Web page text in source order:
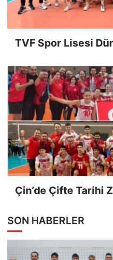
TVF Spor Lisesi
Çin’de Çifte Tarihi
SON HABERLER